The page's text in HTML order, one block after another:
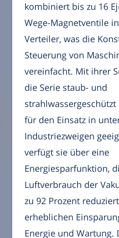
kombiniert bis zu 16
Wege-Magnetventile
Verteiler, was die
Steuerung von
vereinfacht. Mit ihrer
die Serie staub- und
für den Einsatz in
Industriezweigen
verfügt sie über eine
Energiesparfunktion,
Luftverbrauch der
zu 92 Prozent
erheblichen
Energie und Wartung.